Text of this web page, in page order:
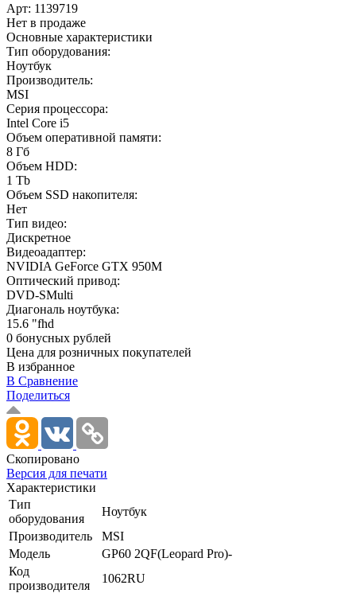
Арт: 1139719
Нет в продаже
Основные характеристики
Тип оборудования:
Ноутбук
Производитель:
MSI
Серия процессора:
Intel Core i5
Объем оперативной памяти:
8 Гб
Объем HDD:
1 Tb
Объем SSD накопителя:
Нет
Тип видео:
Дискретное
Видеоадаптер:
NVIDIA GeForce GTX 950M
Оптический привод:
DVD-SMulti
Диагональ ноутбука:
15.6 "fhd
0 бонусных рублей
Цена для розничных покупателей
В избранное
В Сравнение
Поделиться
Скопировано
Версия для печати
Характеристики
Тип
оборудования
Ноутбук
Производитель
MSI
Модель
GP60 2QF(Leopard Pro)-
Код
производителя
1062RU